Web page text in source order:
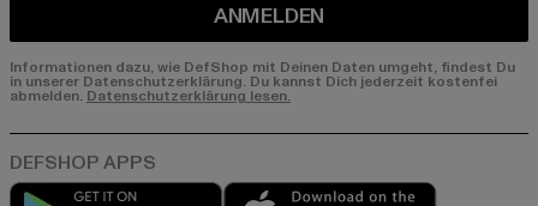
ANMELDEN
Informationen dazu, wie DefShop mit Deinen Daten umgeht, findest Du
in unserer Datenschutzerklärung. Du kannst Dich jederzeit kostenfei
abmelden. Datenschutzerklärung lesen.
Play market